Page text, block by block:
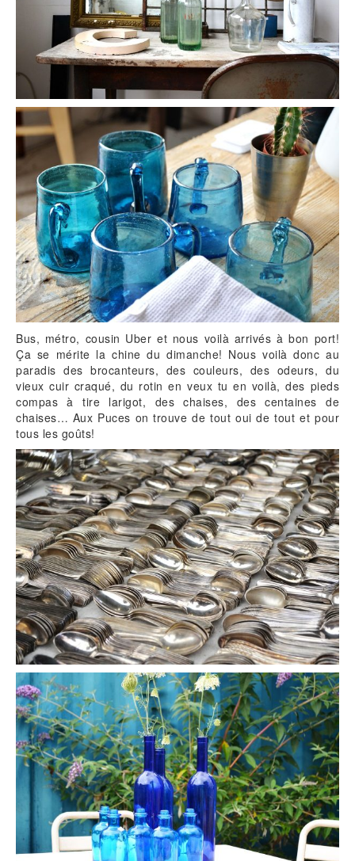
Bus, métro, cousin Uber et nous voilà arrivés à bon port!
Ça se mérite la chine du dimanche! Nous voilà donc au
paradis des brocanteurs, des couleurs, des odeurs, du
vieux cuir craqué, du rotin en veux tu en voilà, des pieds
compas à tire larigot, des chaises, des centaines de
chaises… Aux Puces on trouve de tout oui de tout et pour
tous les goûts!